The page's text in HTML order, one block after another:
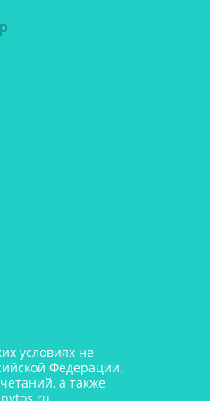
условиях не
Федерации.
а также